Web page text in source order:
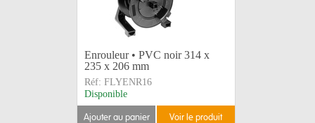
Enrouleur • PVC noir 314 x
235 x 206 mm
Réf: FLYENR16
Disponible
ajouter au panier voir le produit